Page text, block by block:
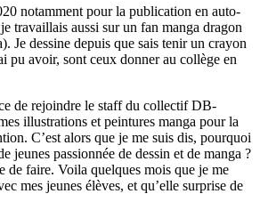
notamment pour la publication en auto-
travaillais aussi sur un fan manga dragon
Je dessine depuis que sais tenir un crayon
pu avoir, sont ceux donner au collège en
de rejoindre le staff du collectif DB-
illustrations et peintures manga pour la
C’est alors que je me suis dis, pourquoi
jeunes passionnée de dessin et de manga ?
de faire. Voila quelques mois que je me
mes jeunes élèves, et qu’elle surprise de